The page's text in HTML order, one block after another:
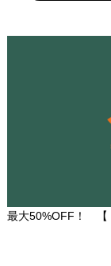
最大50%OFF！ 【